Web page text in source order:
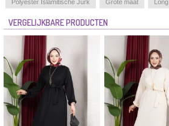
Polyester İslamitische Jurk Grote maat
VERGELIJKBARE PRODUCTEN